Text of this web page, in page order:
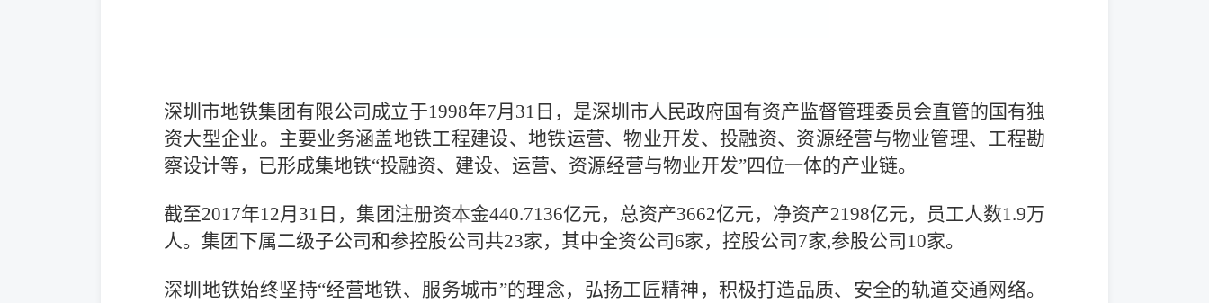
深圳市地铁集团有限公司成立于1998年7月31日，是深圳市人民政府国有资产监督管理委员会直管的国有独
资大型企业。主要业务涵盖地铁工程建设、地铁运营、物业开发、投融资、资源经营与物业管理、工程勘
察设计等，已形成集地铁“投融资、建设、运营、资源经营与物业开发”四位一体的产业链。
截至2017年12月31日，集团注册资本金440.7136亿元，总资产3662亿元，净资产2198亿元，员工人数1.9万
人。集团下属二级子公司和参控股公司共23家，其中全资公司6家，控股公司7家,参股公司10家。
深圳地铁始终坚持“经营地铁、服务城市”的理念，弘扬工匠精神，积极打造品质、安全的轨道交通网络。